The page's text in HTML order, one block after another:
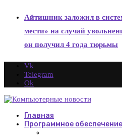
Айтишник заложил в
мести» на случай
он получил 4 года тюрьмы
Vk
Telegram
Ok
Главная
Программное обеспечение